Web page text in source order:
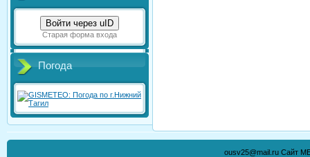
Войти через uID
Старая форма входа
Погода
ousv25@mail.ru Сайт